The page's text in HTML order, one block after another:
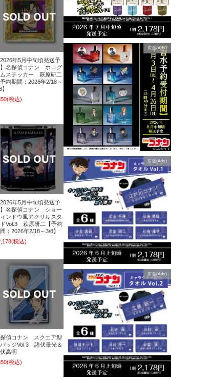
広告(Ads)
広告(Ads)
広告(Ads)
2026年5月中旬頃発送予
名探偵コナン ホログ
ステッカー 萩原研二
予約期間：2026年2/18～
(税込)
2026年5月中旬頃発送予
名探偵コナン ショー
ンドウ風アクリルスタ
Vol.3 萩原研二【予約
：2026年2/18～3/8】
(税込)
偵コナン スクエア型
ッジVol.3 諸伏景光＆
高明
(税込)